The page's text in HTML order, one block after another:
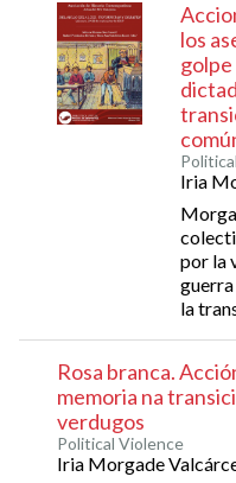
los
golpe
Iria
por la
la
Rosa branca.
memoria na
verdugos
Political Violence
Iria Morgade